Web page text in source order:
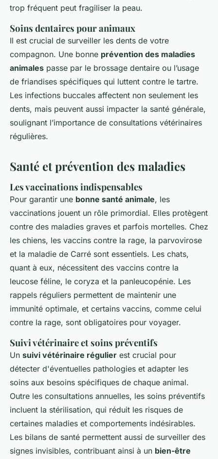
trop fréquent peut fragiliser la peau.
Soins dentaires pour animaux
Il est crucial de surveiller les dents de votre
compagnon. Une bonne prévention des maladies
animales passe par le brossage dentaire ou l’usage
de friandises spécifiques qui luttent contre le tartre.
Les infections buccales affectent non seulement les
dents, mais peuvent aussi impacter la santé générale,
soulignant l’importance de consultations vétérinaires
régulières.
Santé et prévention des maladies
Les vaccinations indispensables
Pour garantir une bonne santé animale, les
vaccinations jouent un rôle primordial. Elles protègent
contre des maladies graves et parfois mortelles. Chez
les chiens, les vaccins contre la rage, la parvovirose
et la maladie de Carré sont essentiels. Les chats,
quant à eux, nécessitent des vaccins contre la
leucose féline, le coryza et la panleucopénie. Les
rappels réguliers permettent de maintenir une
immunité optimale, et certains vaccins, comme celui
contre la rage, sont obligatoires pour voyager.
Suivi vétérinaire et soins préventifs
Un suivi vétérinaire régulier est crucial pour
détecter d'éventuelles pathologies et adapter les
soins aux besoins spécifiques de chaque animal.
Outre les consultations annuelles, les soins préventifs
incluent la stérilisation, qui réduit les risques de
certaines maladies et comportements indésirables.
Les bilans de santé permettent aussi de surveiller des
signes invisibles, contribuant ainsi à un bien-être